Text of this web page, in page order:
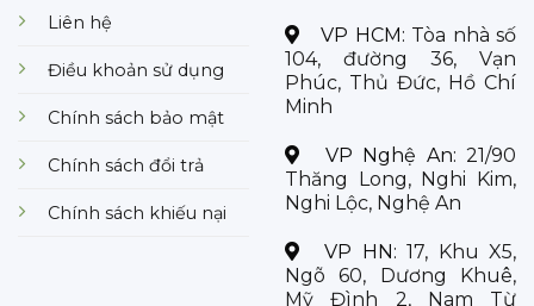
Liên hệ
Điều khoản sử dụng
Chính sách bảo mật
Chính sách đổi trả
Chính sách khiếu nại
VP HCM: Tòa nhà số
104, đường 36, Vạn
Phúc, Thủ Đức, Hồ Chí
Minh
VP Nghệ An: 21/90
Thăng Long, Nghi Kim,
Nghi Lộc, Nghệ An
VP HN:17, Khu X5,
Ngõ 60, Dương Khuê,
Mỹ Đình 2, Nam Từ